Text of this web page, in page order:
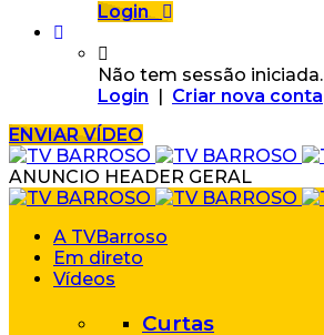
Login
Não tem sessão iniciada.
Login | Criar nova conta
ENVIAR VÍDEO
ANUNCIO HEADER GERAL
A TVBarroso
Em direto
Vídeos
Curtas